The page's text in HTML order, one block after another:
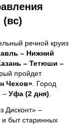
(вс)
речной круиз
– Нижний
– Тетюши –
пройдет
Чехов» . Город
– Уфа (2 дня)
Дисконт» –
и быт старинных